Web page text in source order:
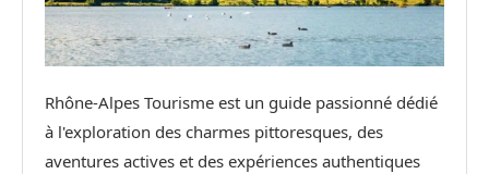
Rhône-Alpes Tourisme est un guide passionné dédié
à l'exploration des charmes pittoresques, des
aventures actives et des expériences authentiques